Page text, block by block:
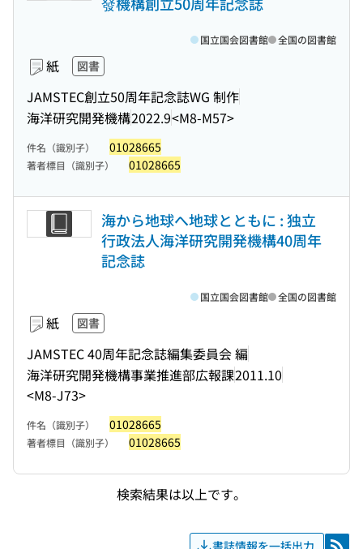
紙 図書
JAMSTEC創立50周年記念誌WG 制作
海洋研究開発機構2022.9<M8-M57>
国立国会図書館 全国の図書館
件名（識別子） 01028665
著者標目（識別子） 01028665
海から地球へ地球とともに : 独立
行政法人海洋研究開発機構40周年
記念誌
紙 図書
JAMSTEC 40周年記念誌編集委員会 編
海洋研究開発機構事業推進部広報課2011.10
<M8-J73>
国立国会図書館 全国の図書館
件名（識別子） 01028665
著者標目（識別子） 01028665
検索結果は以上です。
書誌情報を一括出力